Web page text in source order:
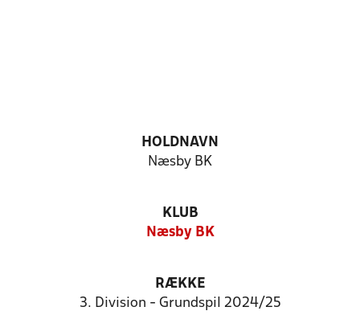
HOLDNAVN
Næsby BK
KLUB
Næsby BK
RÆKKE
3. Division - Grundspil 2024/25